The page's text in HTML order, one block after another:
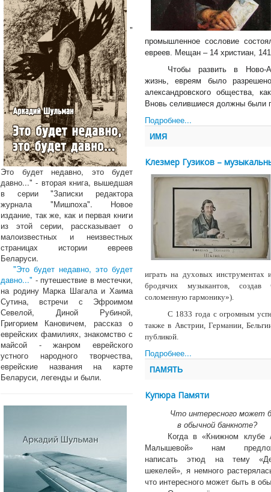
"
Это будет недавно, это будет
давно..." - вторая книга, вышедшая
в серии "Записки редактора
журнала "Мишпоха". Новое
издание, так же, как и первая книги
из этой серии, рассказывает о
малоизвестных и неизвестных
страницах истории евреев
Беларуси.
"Это будет недавно, это будет
давно..." - путешествие в местечки,
на родину Марка Шагала и Хаима
Сутина, встречи с Эфроимом
Севелой, Диной Рубиной,
Григорием Кановичем, рассказ о
еврейских фамилиях, знакомство с
майсой - жанром еврейского
устного народного творчества,
еврейские названия на карте
Беларуси, легенды и были.
промышленное сословие
евреев. Мещан – 14 христиан, 141
Чтобы развить в Ново-
жизнь, евреям было
александровского общества,
Вновь селившиеся должны были
Подробнее...
ИМЯ
Клезмер Гузиков –
играть на духовых инструментах
бродячих музыкантов, создав
соломенную гармонику»).
С 1833 года с огромным
также в Австрии, Германии,
публикой.
Подробнее...
ПАМЯТЬ
Купюра Памяти
Что интересного может
в обычной банкноте?
Когда в «Книжном клубе
Малышевой» нам
написать этюд на тему
шекелей», я немного
что интересного может быть в